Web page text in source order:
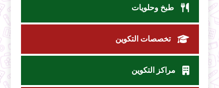
طبخ وحلويات
تخصصات التكوين
مراكز التكوين